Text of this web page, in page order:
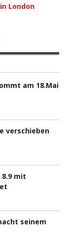
London
am 18.Mai
verschieben
8.9 mit
seinem